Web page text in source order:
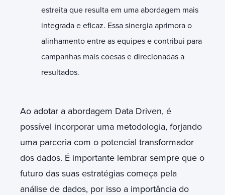
estreita que resulta em uma abordagem mais
integrada e eficaz. Essa sinergia aprimora o
alinhamento entre as equipes e contribui para
campanhas mais coesas e direcionadas a
resultados.
Ao adotar a abordagem Data Driven, é
possível incorporar uma metodologia, forjando
uma parceria com o potencial transformador
dos dados. É importante lembrar sempre que o
futuro das suas estratégias começa pela
análise de dados, por isso a importância do